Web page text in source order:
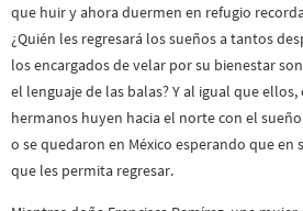
que huir y ahora duermen en refugio
¿Quién les regresará los sueños a tantos
los encargados de velar por su bienestar
el lenguaje de las balas? Y al igual que
hermanos huyen hacia el norte con el
o se quedaron en México esperando que en
que les permita regresar.